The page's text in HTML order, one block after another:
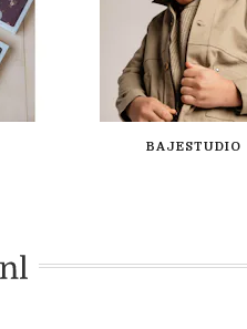
BAJESTUDIO